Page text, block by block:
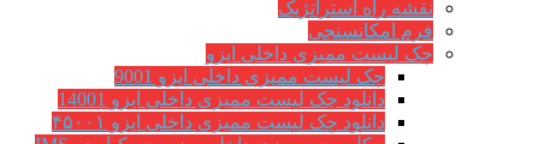
نقشه راه استراتژیک
فرم امکانسنجی
چک لیست ممیزی داخلی ایزو
چک لیست ممیزی داخلی ایزو 9001
دانلود چک لیست ممیزی داخلی ایزو 14001
دانلود چک لیست ممیزی داخلی ایزو ۴۵۰۰۱